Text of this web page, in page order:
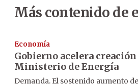
Más contenido de
Economía
Gobierno acelera
Ministerio de Energía
Demanda. El sostenido aumento